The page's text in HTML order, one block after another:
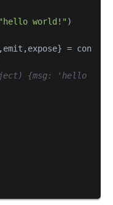
"hello world!" )
= context
{msg: 'hello